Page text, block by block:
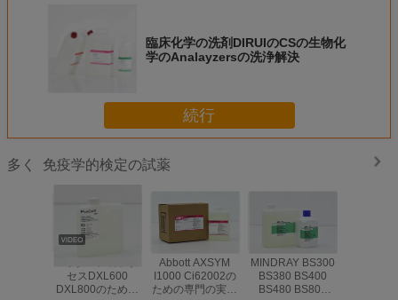
臨床化学の洗剤DIRUIのCSの生物化
学のAnalayzersの洗浄解決
続行
多く 免疫学的検定の試薬
セスDXL600
DXL800のための
Abbott AXSYM
I1000 Ci62002の
ための専門の実験
MINDRAY BS300
BS380 BS400
BS480 BS800